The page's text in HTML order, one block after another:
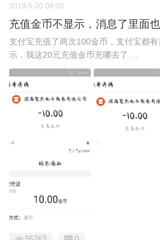
2019-5-20 08:00
充值金币不显示，消息了里面
支付宝充值了两次100金币，支付宝都
示，我这20元充值金币充哪去了 ...